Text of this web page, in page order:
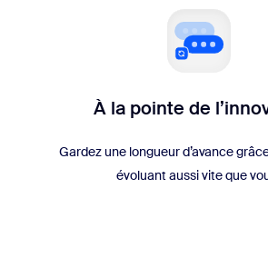
À la pointe de
Gardez une longueur d’avance
évoluant aussi vite que